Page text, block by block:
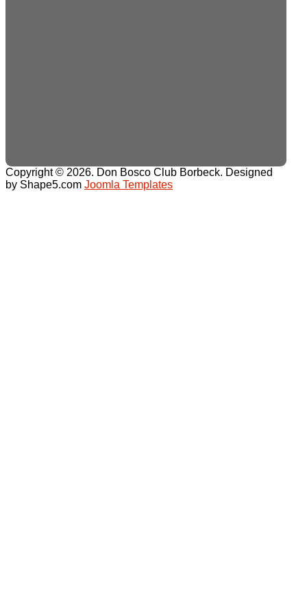
Copyright © 2026. Don Bosco Club Borbeck. Designed
by Shape5.com Joomla Templates